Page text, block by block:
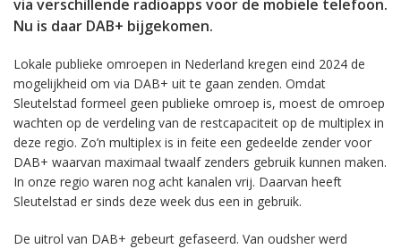
via verschillende radioapps voor de mobiele telefoon.
Nu is daar DAB+ bijgekomen.
Lokale publieke omroepen in Nederland kregen eind 2024 de
mogelijkheid om via DAB+ uit te gaan zenden. Omdat
Sleutelstad formeel geen publieke omroep is, moest de omroep
wachten op de verdeling van de restcapaciteit op de multiplex in
deze regio. Zo’n multiplex is in feite een gedeelde zender voor
DAB+ waarvan maximaal twaalf zenders gebruik kunnen maken.
In onze regio waren nog acht kanalen vrij. Daarvan heeft
Sleutelstad er sinds deze week dus een in gebruik.
De uitrol van DAB+ gebeurt gefaseerd. Van oudsher werd